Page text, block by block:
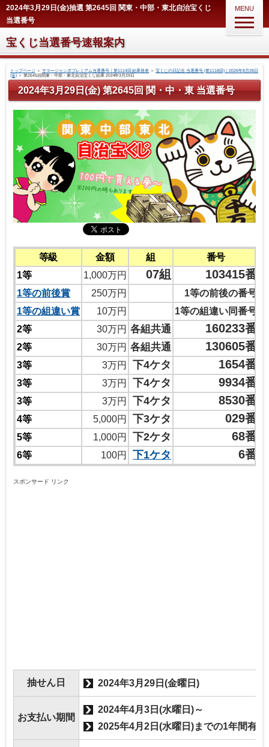
2024年3月29日(金)抽選 第2645回 関東・中部・東北自治宝くじ
当選番号
宝くじ当選番号速報案内
MENU
トップページ＞ サマージャンボプレミアム当選番号｜第1114回 結果発表 ＞宝くじの日記念 当選番号 (第1118回)｜2026年8月28日
(金)＞ 第2645回関東・中部・東北自治宝くじ結果 2024年3月29日
2024年3月29日(金) 第2645回 関・中・東 当選番号
等級 金額 組
番号
1等
1,000万円 07組 103415番
1等の前後賞 250万円
1等の前後の番号
1等の組違い賞
10万円
1等の組違い同番号
2等
30万円 各組共通 160233番
2等 30万円 各組共通 130605番
3等 3万円 下4ケタ 1654番
3等 3万円 下4ケタ 9934番
3等 3万円 下4ケタ 8530番
4等 5,000円 下3ケタ 029番
5等 1,000円 下2ケタ 68番
6等 100円 下1ケタ 6番
スポンサード リンク
抽せん日 2024年3月29日(金曜日)
お支払い期間
2024年4月3日(水曜日)～
2025年4月2日(水曜日)までの1年間有効